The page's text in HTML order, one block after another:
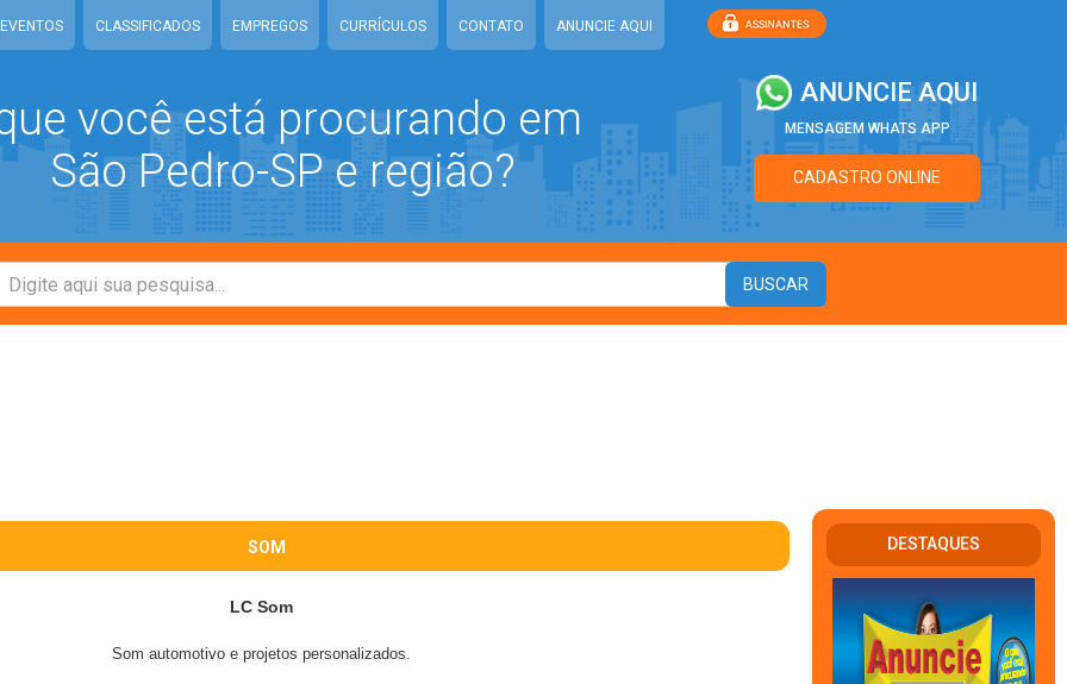
EVENTOS CLASSIFICADOS EMPREGOS CURRÍCULOS CONTATO ANUNCIE AQUI
você está procurando em
São Pedro-SP e região?
ANUNCIE AQUI
MENSAGEM WHATS APP
CADASTRO ONLINE
SOM
LC Som
Som automotivo e projetos personalizados.
DESTAQUES